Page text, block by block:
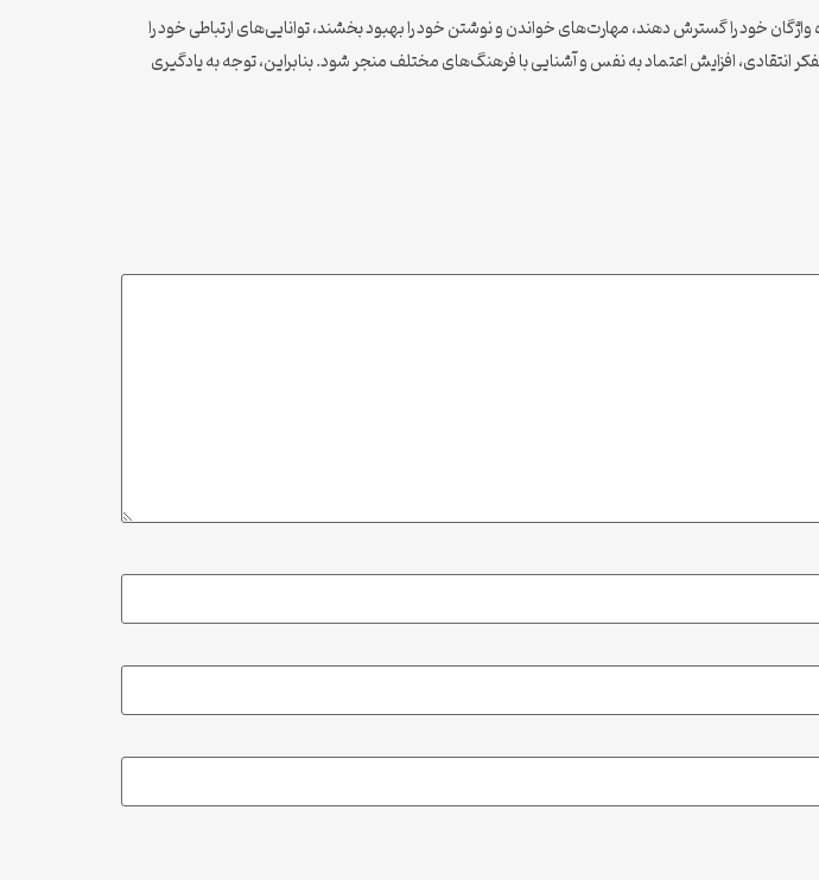
خود را گسترش دهند، مهارت‌های خواندن و نوشتن خود را بهبود بخشند، توانایی‌های ارتباطی خود را
انتقادی، افزایش اعتماد به نفس و آشنایی با فرهنگ‌های مختلف منجر شود. بنابراین، توجه به یادگیری